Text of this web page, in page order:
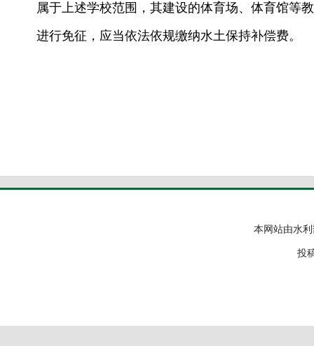
属于上述学校范围，其建设的体育场、体育馆等
进行免征，应当依法依规缴纳水土保持补偿费。
本网站由水
投